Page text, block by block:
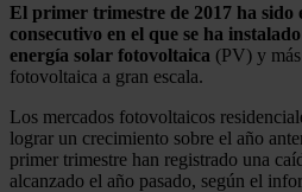
El primer trimestre de 2017 ha sido
consecutivo en el que se ha
energía solar fotovoltaica (PV) y
fotovoltaica a gran escala.
Los mercados fotovoltaicos
lograr un crecimiento sobre el año
primer trimestre han registrado una
alcanzado el año pasado, según el